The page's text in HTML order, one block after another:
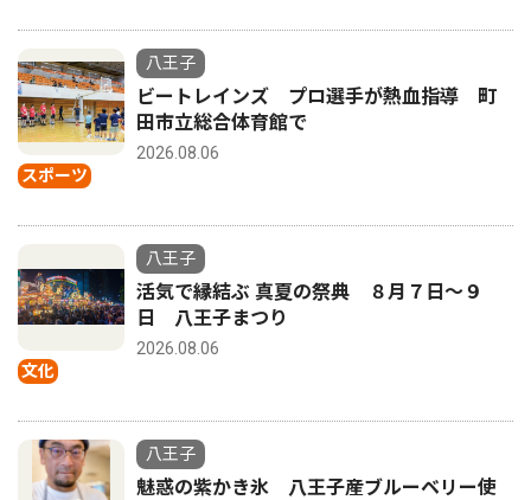
スポーツ
八王子
ビートレインズ プロ選手が熱血指導 町
田市立総合体育館で
2026.08.06
文化
八王子
活気で縁結ぶ 真夏の祭典 ８月７日〜９
日 八王子まつり
2026.08.06
八王子
魅惑の紫かき氷 八王子産ブルーベリー使